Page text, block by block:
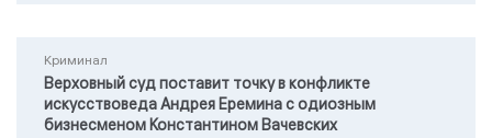
Криминал
Верховный суд поставит точку в конфликте
искусствоведа Андрея Еремина с одиозным
бизнесменом Константином Вачевских